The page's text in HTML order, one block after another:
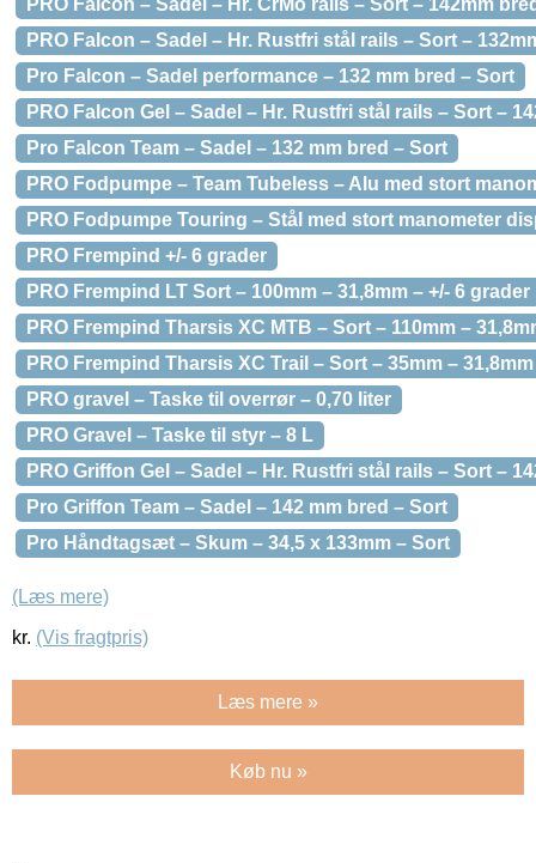
PRO Falcon – Sadel – Hr. CrMo rails – Sort – 142mm
PRO Falcon – Sadel – Hr. Rustfri stål rails – Sort –
Pro Falcon – Sadel performance – 132 mm bred – Sort
PRO Falcon Gel – Sadel – Hr. Rustfri stål rails – Sort –
Pro Falcon Team – Sadel – 132 mm bred – Sort
PRO Fodpumpe – Team Tubeless – Alu med stort
PRO Fodpumpe Touring – Stål med stort manometer
PRO Frempind +/- 6 grader
PRO Frempind LT Sort – 100mm – 31,8mm – +/- 6 grader
PRO Frempind Tharsis XC MTB – Sort – 110mm –
PRO Frempind Tharsis XC Trail – Sort – 35mm –
PRO gravel – Taske til overrør – 0,70 liter
PRO Gravel – Taske til styr – 8 L
PRO Griffon Gel – Sadel – Hr. Rustfri stål rails – Sort –
Pro Griffon Team – Sadel – 142 mm bred – Sort
Pro Håndtagsæt – Skum – 34,5 x 133mm – Sort
(Læs mere)
kr. (Vis fragtpris)
Læs mere »
Køb nu »